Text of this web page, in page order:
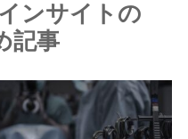
ンサイトの
記事